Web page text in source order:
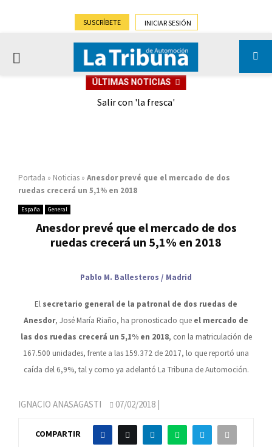
SUSCRÍBETE INICIAR SESIÓN
PRIMARY
ÚLTIMAS NOTICIAS
Salir con 'la fresca'
Portada » Noticias » Anesdor prevé que el mercado de dos
ruedas crecerá un 5,1% en 2018
España General
Anesdor prevé que el mercado de dos
ruedas crecerá un 5,1% en 2018
Pablo M. Ballesteros / Madrid
El secretario general de la patronal de dos ruedas de
Anesdor, José María Riaño, ha pronosticado que el mercado de
las dos ruedas crecerá un 5,1% en 2018, con la matriculación de
167.500 unidades, frente a las 159.372 de 2017, lo que reportó una
caída del 6,9%, tal y como ya adelantó La Tribuna de Automoción.
IGNACIO ANASAGASTI 07/02/2018 |
COMPARTIR